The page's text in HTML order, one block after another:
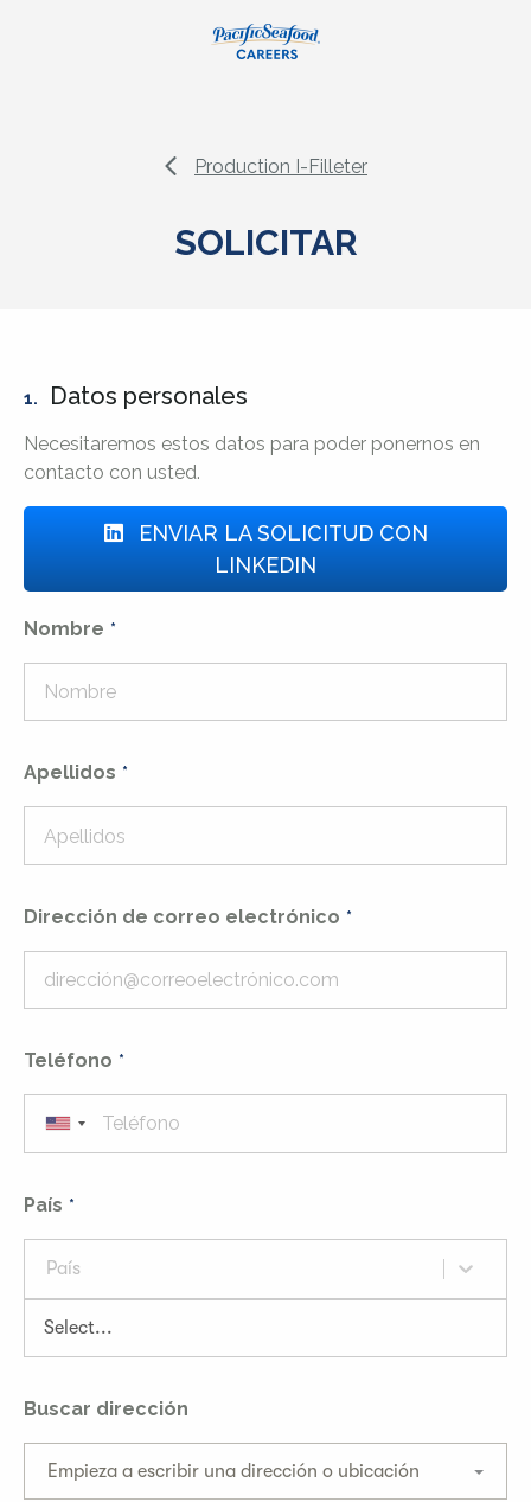
Production I-Filleter
SOLICITAR
1. Datos personales
Necesitaremos estos datos para poder ponernos en
contacto con usted.
ENVIAR LA SOLICITUD CON
LINKEDIN
Nombre
Apellidos
Dirección de correo electrónico
Teléfono
País
País
Buscar dirección
Empieza a escribir una dirección o ubicación